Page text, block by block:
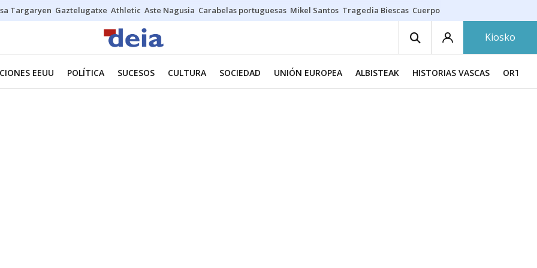
Targaryen Gaztelugatxe Athletic Aste Nagusia Carabelas portuguesas Mikel Santos Tragedia Biescas Cuerpo ría
Kiosko
EEUU POLÍTICA SUCESOS CULTURA SOCIEDAD UNIÓN EUROPEA ALBISTEAK HISTORIAS VASCAS